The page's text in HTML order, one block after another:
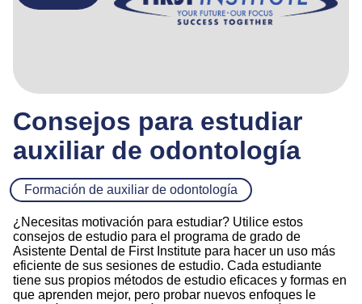
Consejos para estudiar
auxiliar de odontología
Formación de auxiliar de odontología
¿Necesitas motivación para estudiar? Utilice estos
consejos de estudio para el programa de grado de
Asistente Dental de First Institute para hacer un uso más
eficiente de sus sesiones de estudio. Cada estudiante
tiene sus propios métodos de estudio eficaces y formas en
que aprenden mejor, pero probar nuevos enfoques le